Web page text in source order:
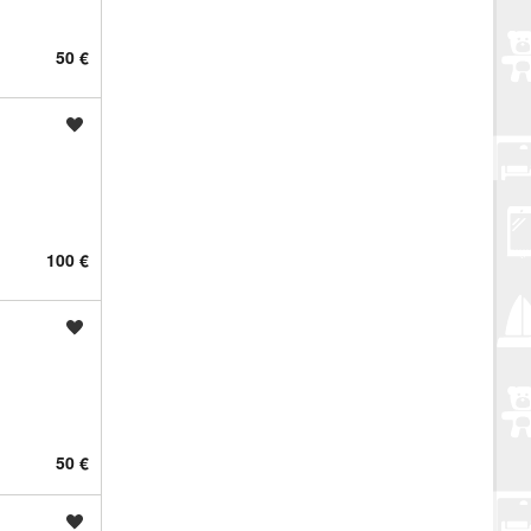
50 €
100 €
50 €